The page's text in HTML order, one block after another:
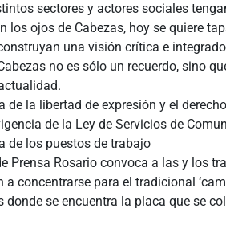
sectores y actores sociales
los ojos de Cabezas, hoy se quiere
una visión crítica e
no es sólo un recuerdo, sino
de la libertad de expresión y el
de la Ley de Servicios de
de los puestos de trabajo
Prensa Rosario convoca a las y los
concentrarse para el tradicional
donde se encuentra la placa que se